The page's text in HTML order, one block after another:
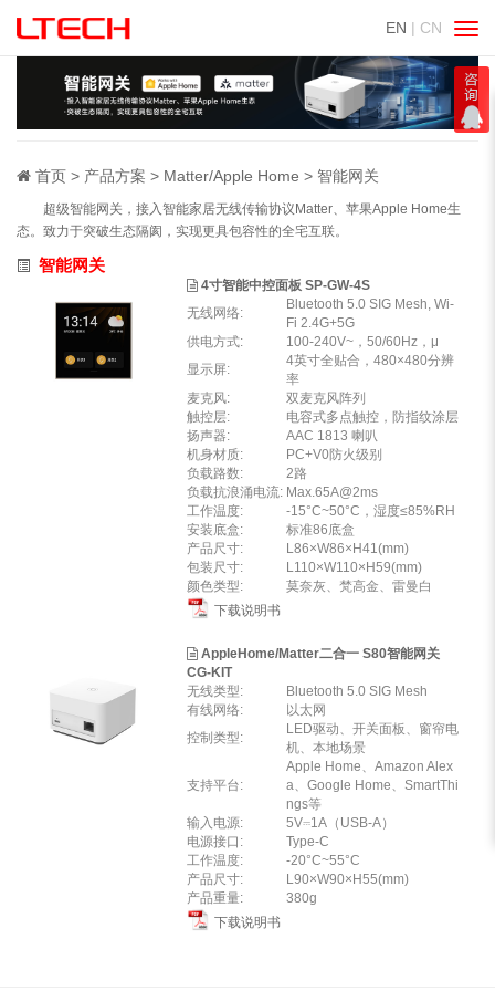
EN | CN
切
换
导
航
首页 产品方案 Matter/Apple Home 智能网关
超级智能网关，接入智能家居无线传输协议Matter、苹果Apple Home生
态。致力于突破生态隔阂，实现更具包容性的全宅互联。
智能网关
4寸智能中控面板 SP-GW-4S
无线网络:
Bluetooth 5.0 SIG Mesh, Wi-
Fi 2.4G+5G
供电方式:
100-240V~，50/60Hz，μ
显示屏:
4英寸全贴合，480×480分辨
率
麦克风:
双麦克风阵列
触控层:
电容式多点触控，防指纹涂层
扬声器:
AAC 1813 喇叭
机身材质:
PC+V0防火级别
负载路数:
2路
负载抗浪涌电流: Max.65A@2ms
工作温度:
-15°C~50°C，湿度≤85%RH
安装底盒:
标准86底盒
产品尺寸:
L86×W86×H41(mm)
包装尺寸:
L110×W110×H59(mm)
颜色类型:
莫奈灰、梵高金、雷曼白
下载说明书
AppleHome/Matter二合一 S80智能网关
CG-KIT
无线类型:
Bluetooth 5.0 SIG Mesh
有线网络:
以太网
控制类型:
LED驱动、开关面板、窗帘电
机、本地场景
支持平台:
Apple Home、Amazon Alex
a、Google Home、SmartThi
ngs等
输入电源:
5V⎓1A（USB-A）
电源接口:
Type-C
工作温度:
-20°C~55°C
产品尺寸:
L90×W90×H55(mm)
产品重量:
380g
下载说明书